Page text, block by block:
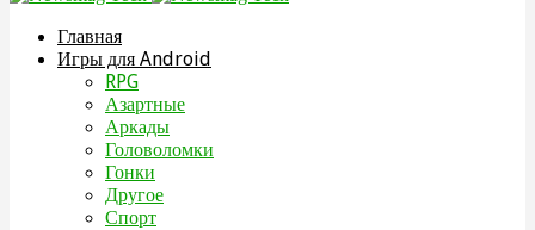
Главная
Игры для Android
RPG
Азартные
Аркады
Головоломки
Гонки
Другое
Спорт